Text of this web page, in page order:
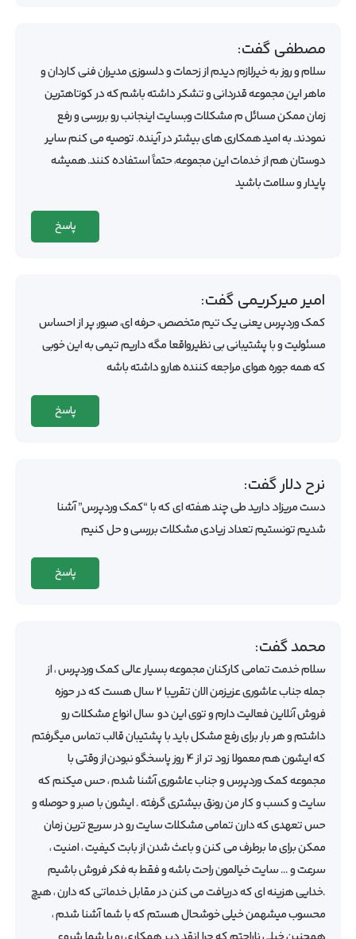
مصطفیگفت:
سلام و روز به خیرلازم دیدم از زحمات و دلسوزی مدیران فنی کاردان و
ماهر این مجموعه قدردانی و تشکر داشته باشم که در کوتاهترین
زمان ممکن مسائل م مشکلات وبسایت اینجانب رو بررسی و رفع
نمودند. به امید همکاری های بیشتر در آینده. توصیه می کنم سایر
دوستان هم از خدمات این مجموعه، حتماً استفاده کنند. همیشه
پایدار و سلامت باشید
پاسخ
امیر میرکریمیگفت:
کمک وردپرس یعنی یک تیم متخصص، حرفه ای، صبور، پر از احساس
مسئولیت و با پشتیبانی بی نظیرواقعا مگه داریم تیمی به این خوبی
که همه جوره هوای مراجعه کننده هارو داشته باشه
پاسخ
نرح دلارگفت:
دست مریزاد دارید طی چند هفته ای که با “کمک وردپرس” آشنا
شدیم تونستیم تعداد زیادی مشکلات بررسی و حل کنیم
پاسخ
محمدگفت:
سلام خدمت تمامی کارکنان مجموعه بسیار عالی کمک وردپرس ، از
جمله جناب عاشوری عزیزمن الان تقریبا 2 سال هست که در حوزه
فروش آنلاین فعالیت دارم و توی این دو سال انواع مشکلات رو
داشتم و هر بار برای رفع مشکل باید با پشتیبان قالب تماس میگرفتم
که ایشون هم معمولا زود تر از 4 روز پاسخگو نبودن از وقتی با
مجموعه کمک وردپرس و جناب عاشوری آشنا شدم ، حس میکنم که
سایت و کسب و کار من رونق بیشتری گرفته . ایشون با صبر و حوصله و
حس تعهدی که دارن تمامی مشکلات سایت رو در سریع ترین زمان
ممکن برای ما برطرف می کنن و باعث شدن از بابت کیفیت ، امنیت ،
سرعت و … سایت خیالمون راحت باشه و فقط به فکر فروش باشیم
.خدایی هزینه ای که دریافت می کنن در مقابل خدماتی که دارن ، هیچ
محسوب میشهمن خیلی خوشحال هستم که با شما آشنا شدم ،